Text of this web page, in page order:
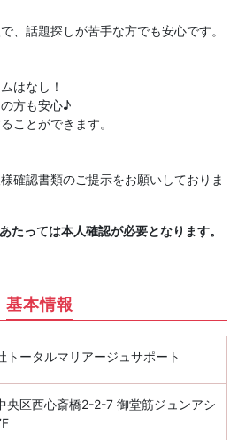
、話題探しが苦手な方でも安心です。
はなし！
方も安心♪
ことができます。
確認書類のご提示をお願いしておりま
たっては本人確認が必要となります。
基本情報
トータルマリアージュサポート
央区西心斎橋2-2-7 御堂筋ジュンアシ